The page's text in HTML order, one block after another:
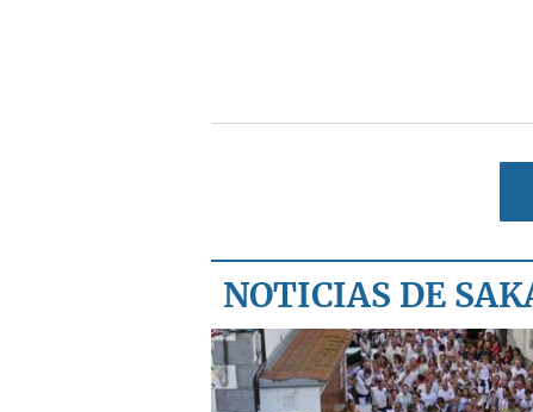
NOTICIAS DE